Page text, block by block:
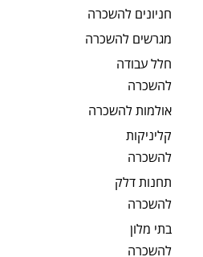
חניונים להשכרה
מגרשים להשכרה
חלל עבודה
להשכרה
אולמותלהשכרה
קליניקות
להשכרה
תחנות דלק
להשכרה
בתי מלון
להשכרה